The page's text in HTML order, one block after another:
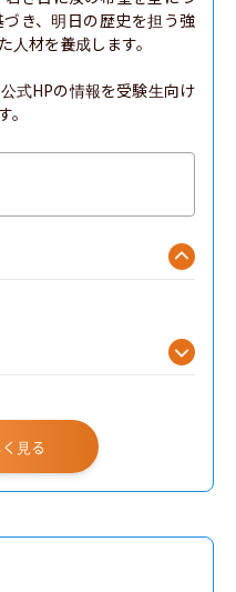
き、明日の歴史を担う強
人材を養成します。
式HPの情報を受験生向け
見る